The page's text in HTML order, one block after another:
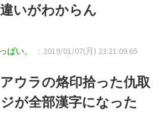
いがわからん
ぱい。
：2019/01/07(月) 23:21:09.65
ウラの烙印拾った仇取
が全部漢字になった